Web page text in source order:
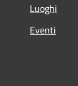
Luoghi
Eventi